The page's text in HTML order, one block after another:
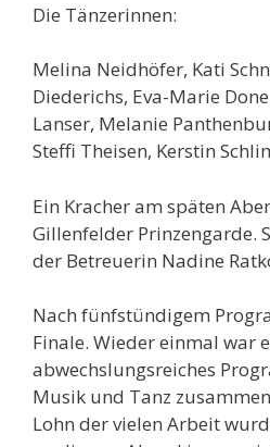
Die Tänzerinnen:
Melina Neidhöfer, Kati
Diederichs, Eva-Marie
Lanser, Melanie
Steffi Theisen, Kerstin
Ein Kracher am späten
Gillenfelder Prinzengarde.
der Betreuerin Nadine
Nach fünfstündigem
Finale. Wieder einmal war
abwechslungsreiches
Musik und Tanz
Lohn der vielen Arbeit